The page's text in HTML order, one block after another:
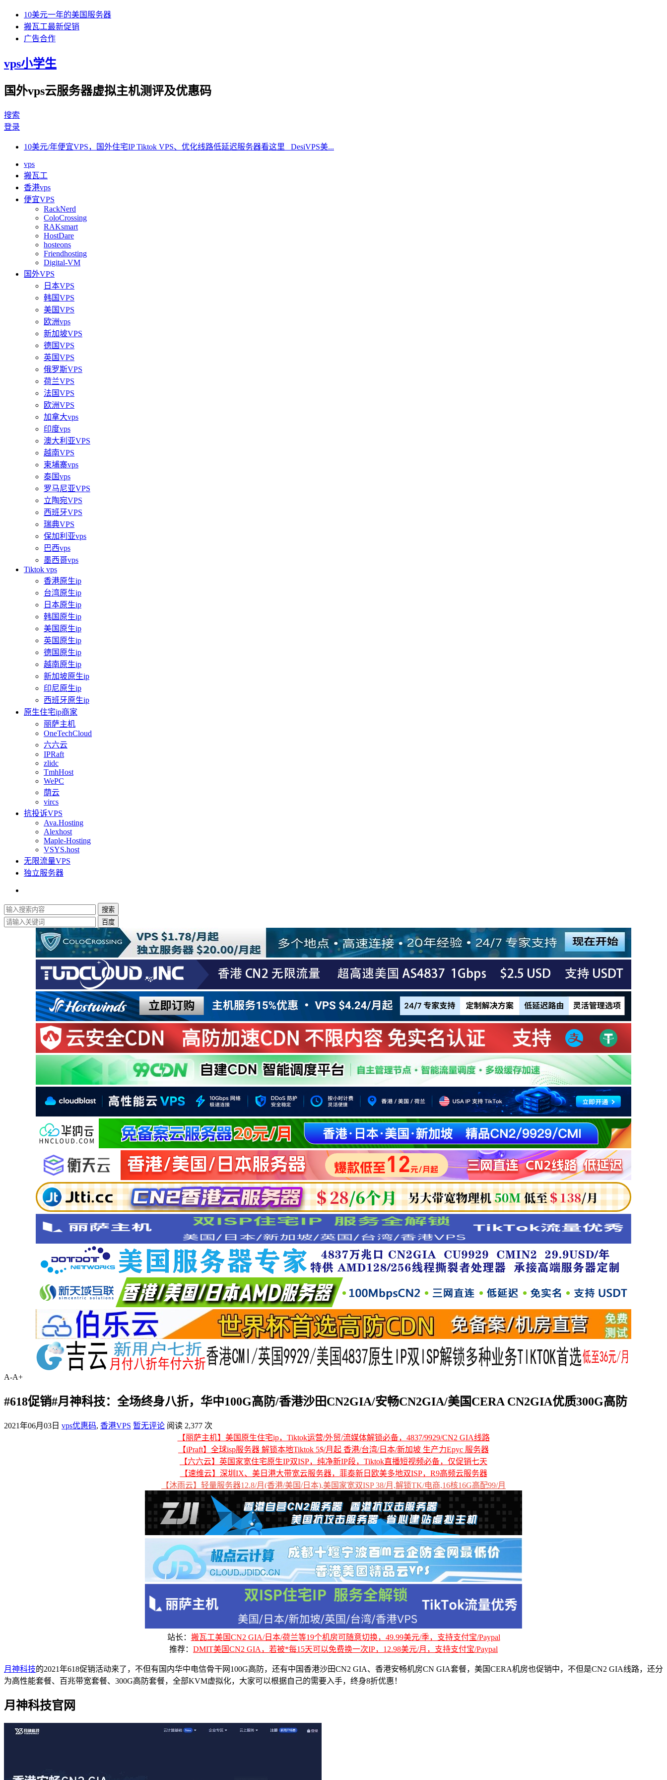
10美元一年的美国服务器
搬瓦工最新促销
广告合作
vps小学生
国外vps云服务器虚拟主机测评及优惠码
搜索
登录
10美元/年便宜VPS，国外住宅IP Tiktok VPS、优化线路低延迟服务器看这里 DesiVPS美...
vps
搬瓦工
香港vps
便宜VPS
RackNerd
ColoCrossing
RAKsmart
HostDare
hosteons
Friendhosting
Digital-VM
国外VPS
日本VPS
韩国VPS
美国VPS
欧洲vps
新加坡VPS
德国VPS
英国VPS
俄罗斯VPS
荷兰VPS
法国VPS
欧洲VPS
加拿大vps
印度vps
澳大利亚VPS
越南VPS
柬埔寨vps
泰国vps
罗马尼亚VPS
立陶宛VPS
西班牙VPS
瑞典VPS
保加利亚vps
巴西vps
墨西哥vps
Tiktok vps
香港原生ip
台湾原生ip
日本原生ip
韩国原生ip
美国原生ip
英国原生ip
德国原生ip
越南原生ip
新加坡原生ip
印尼原生ip
西班牙原生ip
原生住宅ip商家
丽萨主机
OneTechCloud
六六云
IPRaft
zlidc
TmhHost
WePC
荫云
vircs
抗投诉VPS
Ava.Hosting
Alexhost
Maple-Hosting
VSYS.host
无限流量VPS
独立服务器
A-A+
#618促销#月神科技：全场终身八折，华中100G高防/香港沙田CN2GIA/安畅CN2GIA/美国CERA CN2GIA优质300G高防
2021年06月03日 vps优惠码, 香港VPS 暂无评论 阅读 2,377 次
【丽萨主机】美国原生住宅ip，Tiktok运营/外贸/流媒体解锁必备，4837/9929/CN2 GIA线路
【iPraft】全球isp服务器 解锁本地Tiktok 5$/月起 香港/台湾/日本/新加坡 生产力Epyc 服务器
【六六云】英国家宽住宅原生IP双ISP，纯净新IP段，Tiktok直播短视频必备，仅促销七天
【速维云】深圳IX、美日港大带宽云服务器，菲泰新日欧美多地双ISP，R9高频云服务器
【沐雨云】轻量服务器12.8/月(香港/美国/日本),美国家宽双ISP 38/月,解锁TK/电商,16核16G高配99/月
站长： 搬瓦工美国CN2 GIA/日本/荷兰等19个机房可随意切换，49.99美元/季，支持支付宝/Paypal
推荐： DMIT美国CN2 GIA，若被*每15天可以免费换一次IP，12.98美元/月，支持支付宝/Paypal
月神科技的2021年618促销活动来了，不但有国内华中电信骨干网100G高防，还有中国香港沙田CN2 GIA、香港安畅机房CN GIA套餐，美国CERA机房也促销中，不但是CN2 GIA线路，还分
为高性能套餐、百兆带宽套餐、300G高防套餐，全部KVM虚拟化，大家可以根据自己的需要入手，终身8折优惠！
月神科技官网